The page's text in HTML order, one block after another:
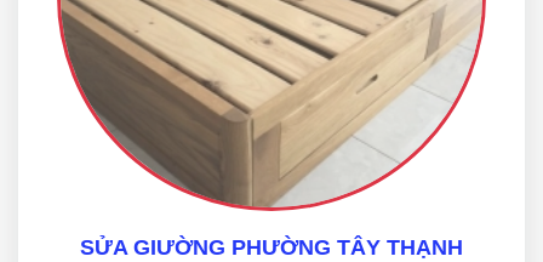
SỬA GIƯỜNG PHƯỜNG TÂY THẠNH